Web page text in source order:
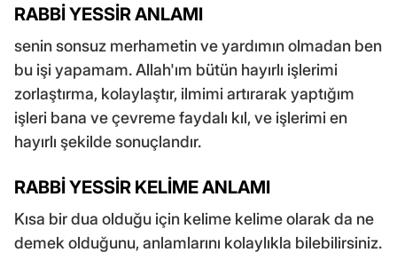
RABBİ YESSİR ANLAMI
senin sonsuz merhametin ve yardımın olmadan ben
bu işi yapamam. Allah'ım bütün hayırlı işlerimi
zorlaştırma, kolaylaştır, ilmimi artırarak yaptığım
işleri bana ve çevreme faydalı kıl, ve işlerimi en
hayırlı şekilde sonuçlandır.
RABBİ YESSİR KELİME ANLAMI
Kısa bir dua olduğu için kelime kelime olarak da ne
demek olduğunu, anlamlarını kolaylıkla bilebilirsiniz.